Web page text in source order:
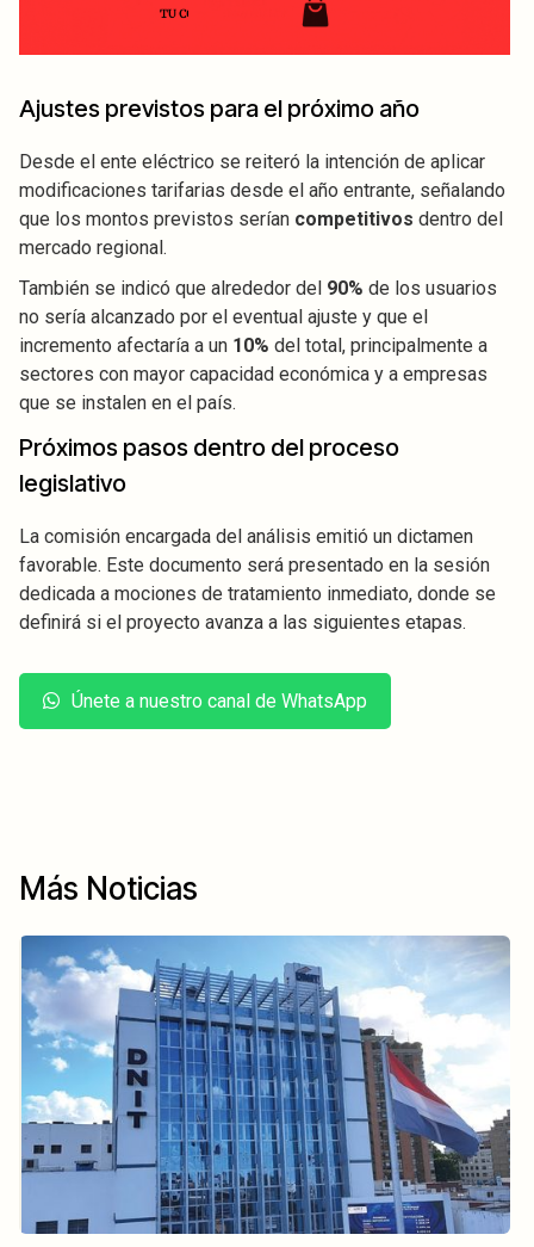
Ajustes previstos para el próximo año
Desde el ente eléctrico se reiteró la intención de aplicar
modificaciones tarifarias desde el año entrante, señalando
que los montos previstos serían competitivos dentro del
mercado regional.
También se indicó que alrededor del 90% de los usuarios
no sería alcanzado por el eventual ajuste y que el
incremento afectaría a un 10% del total, principalmente a
sectores con mayor capacidad económica y a empresas
que se instalen en el país.
Próximos pasos dentro del proceso
legislativo
La comisión encargada del análisis emitió un dictamen
favorable. Este documento será presentado en la sesión
dedicada a mociones de tratamiento inmediato, donde se
definirá si el proyecto avanza a las siguientes etapas.
Únete a nuestro canal de WhatsApp
Más Noticias